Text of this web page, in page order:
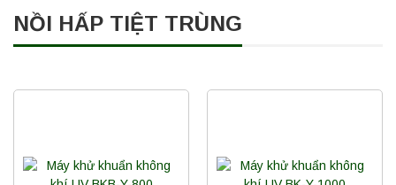
NỒI HẤP TIỆT TRÙNG